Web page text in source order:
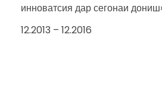
инноватсия дар сегонаи
12.2013 – 12.2016